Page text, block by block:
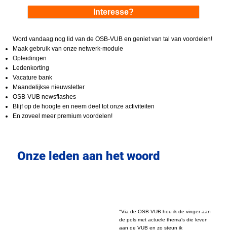
Interesse?
Word vandaag nog lid van de OSB-VUB en geniet van tal van voordelen!
Maak gebruik van onze netwerk-module
Opleidingen
Ledenkorting
Vacature bank
Maandelijkse nieuwsletter
OSB-VUB newsflashes
Blijf op de hoogte en neem deel tot onze activiteiten
En zoveel meer premium voordelen!
Onze leden aan het woord
"Via de OSB-VUB hou ik de vinger aan
de pols met actuele thema's die leven
aan de VUB en zo steun ik